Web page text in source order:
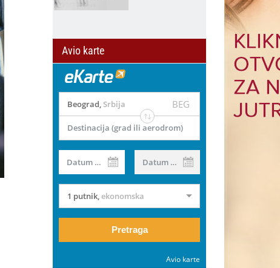
Avio karte
Beograd, Srbija BEG
Destinacija (grad ili aerodrom)
Datum od Datum do
1 putnik,ekonomska
Pretraga
Avio karte